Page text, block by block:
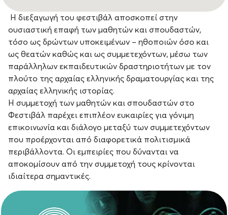
Η διεξαγωγή του φεστιβάλ αποσκοπεί στην
ουσιαστική επαφή των μαθητών και σπουδαστών,
τόσο ως δρώντων υποκειμένων – ηθοποιών όσο και
ως θεατών καθώς και ως συμμετεχόντων, μέσω των
παράλληλων εκπαιδευτικών δραστηριοτήτων με τον
πλούτο της αρχαίας ελληνικής δραματουργίας και της
αρχαίας ελληνικής ιστορίας.
Η συμμετοχή των μαθητών και σπουδαστών στο
Φεστιβάλ παρέχει επιπλέον ευκαιρίες για γόνιμη
επικοινωνία και διάλογο μεταξύ των συμμετεχόντων
που προέρχονται από διαφορετικά πολιτισμικά
περιβάλλοντα. Οι εμπειρίες που δύνανται να
αποκομίσουν από την συμμετοχή τους κρίνονται
ιδιαίτερα σημαντικές.